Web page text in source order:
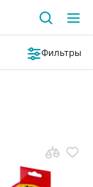
Фильтры